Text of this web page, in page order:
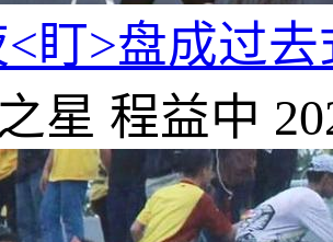
盯>盘成过
星 程益中